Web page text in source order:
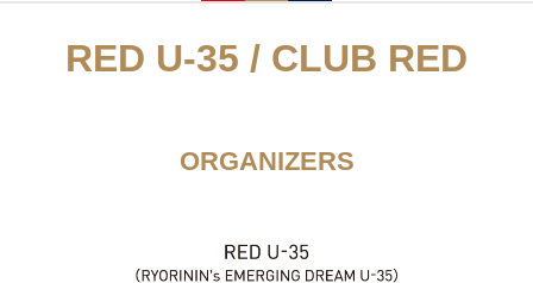
RED U-35 / CLUB RED
ORGANIZERS